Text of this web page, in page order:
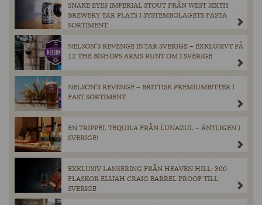
SNAKE EYES IMPERIAL STOUT FRÅN WEST SIXTH
BREWERY TAR PLATS I SYSTEMBOLAGETS FASTA
SORTIMENT.
NELSON’S REVENGE INTAR SVERIGE – EXKLUSIVT PÅ
12 THE BISHOPS ARMS RUNT OM I SVERIGE
NELSON’S REVENGE – BRITTISK PREMIUMBITTER I
FAST SORTIMENT
EN TRIPPEL TEQUILA FRÅN LUNAZUL – ÄNTLIGEN I
SVERIGE!
EXKLUSIV LANSERING FRÅN HEAVEN HILL: 300
FLASKOR ELIJAH CRAIG BARREL PROOF TILL
SVERIGE